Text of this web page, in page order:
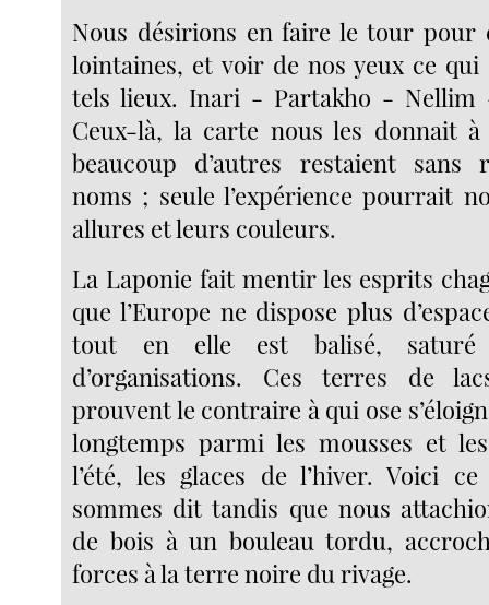
Nous désirions en faire le tour pour
lointaines, et voir de nos yeux ce qui
tels lieux. Inari - Partakho -
Ceux-là, la carte nous les donnait
beaucoup d’autres restaient sans
noms ; seule l’expérience pourrait
allures et leurs couleurs.
La Laponie fait mentir les esprits
que l’Europe ne dispose plus
tout en elle est balisé,
d’organisations. Ces terres de
prouvent le contraire à qui ose
longtemps parmi les mousses et
l’été, les glaces de l’hiver. Voici
sommes dit tandis que nous
de bois à un bouleau tordu,
forces à la terre noire du rivage.